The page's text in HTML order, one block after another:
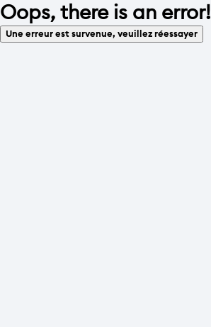
Oops, there is an error!
Une erreur est survenue, veuillez réessayer